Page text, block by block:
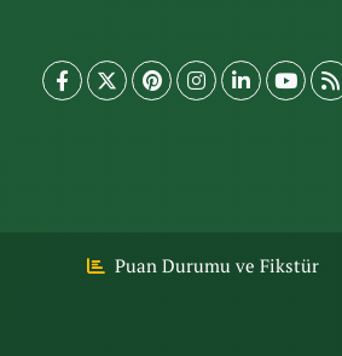
Puan Durumu ve Fikstür